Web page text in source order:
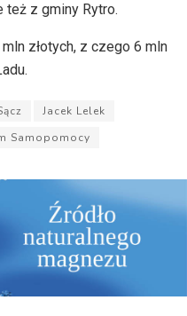
też z gminy Rytro.
złotych, z czego 6 mln
Jacek Lelek
Samopomocy